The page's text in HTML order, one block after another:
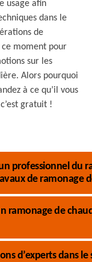
usage afin
dans le
de
ce moment pour
sur les
Alors pourquoi
à ce qu’il vous
gratuit !
professionnel du
de ramonage
ramonage de
d’experts dans